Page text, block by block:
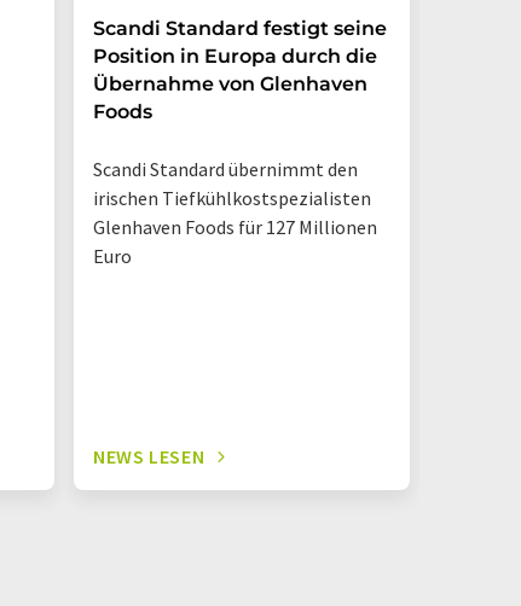
Scandi Standard festigt seine
Position in Europa durch die
Übernahme von Glenhaven
Foods
Scandi Standard übernimmt den
irischen Tiefkühlkostspezialisten
Glenhaven Foods für 127 Millionen
Euro
NEWS LESEN